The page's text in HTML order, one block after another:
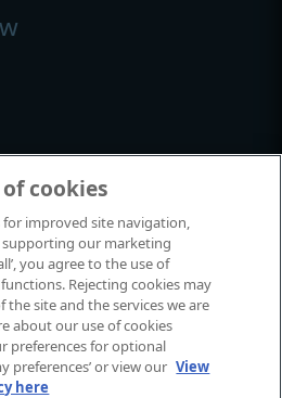
cookies
for improved site navigation,
supporting our marketing
you agree to the use of
Rejecting cookies may
the site and the services we are
about our use of cookies
preferences for optional
preferences’ or view our View
here